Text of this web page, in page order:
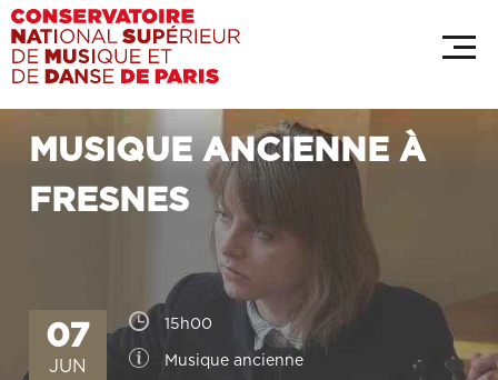
Aller
au
contenu
principal
MUSIQUE ANCIENNE À
FRESNES
07
JUN
Horaires
15h00
Catégorie
Musique ancienne
Panneau de gestion des cookies